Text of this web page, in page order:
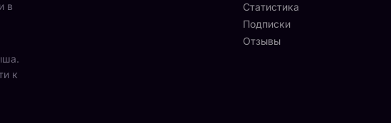
в
к
Статистика
Подписки
Отзывы